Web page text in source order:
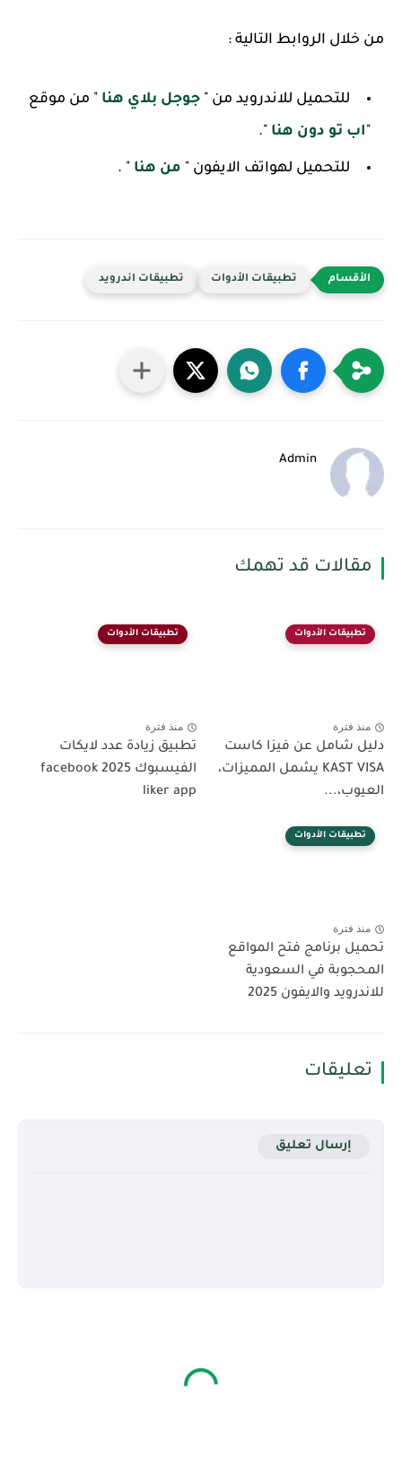
من خلال الروابط التالية :
للتحميل للاندرويد من " جوجل بلاي هنا " من موقع
"اب تو دون هنا ".
للتحميل لهواتف الايفون " من هنا " .
تطبيقات الأدوات تطبيقات اندرويد
Admin
مقالات قد تهمك
تطبيقات الأدوات
منذ فترة
دليل شامل عن فيزا كاست
KAST VISA يشمل المميزات،
العيوب،...
تطبيقات الأدوات
منذ فترة
تطبيق زيادة عدد لايكات
الفيسبوك 2025 facebook
liker app
تطبيقات الأدوات
منذ فترة
تحميل برنامج فتح المواقع
المحجوبة في السعودية
للاندرويد والايفون 2025
تعليقات
إرسال تعليق